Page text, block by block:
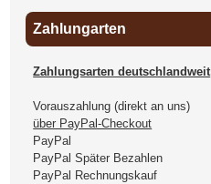
Zahlungarten
Zahlungsarten deutschlandweit
Vorauszahlung (direkt an uns)
über PayPal-Checkout
PayPal
PayPal Später Bezahlen
PayPal Rechnungskauf